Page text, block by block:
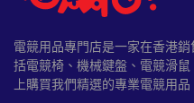
電競用品專門店是一家在香港
括電競椅、機械鍵盤、電競滑
上購買我們精選的專業電競用品